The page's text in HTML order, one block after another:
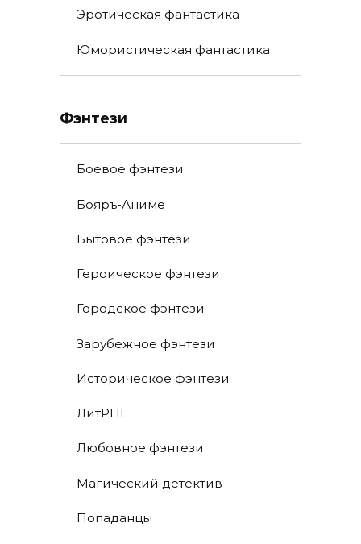
Эротическая фантастика
Юмористическая фантастика
Фэнтези
Боевое фэнтези
Бояръ-Аниме
Бытовое фэнтези
Героическое фэнтези
Городское фэнтези
Зарубежное фэнтези
Историческое фэнтези
ЛитРПГ
Любовное фэнтези
Магический детектив
Попаданцы